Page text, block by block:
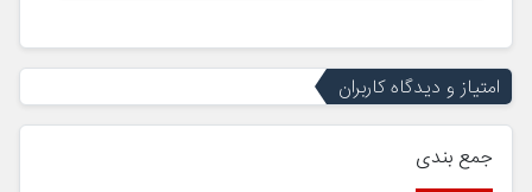
امتیاز و دیدگاه کاربران
جمع بندی